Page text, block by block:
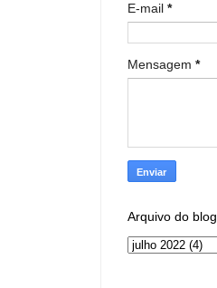
E-mail *
Mensagem *
Arquivo do blog